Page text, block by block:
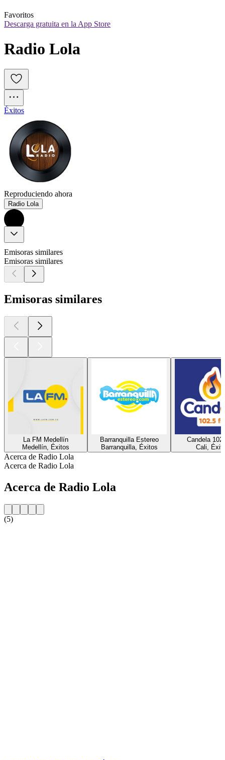
Favoritos
Descarga gratuita en la App Store
Radio Lola
Éxitos
Reproduciendo ahora
Radio Lola
Emisoras similares
Emisoras similares
Emisoras similares
La FM Medellín
Medellín, Éxitos
Barranquilla Estereo
Barranquilla, Éxitos
Candela
Cali,
Acerca de Radio Lola
Acerca de Radio Lola
Acerca de Radio Lola
(5)